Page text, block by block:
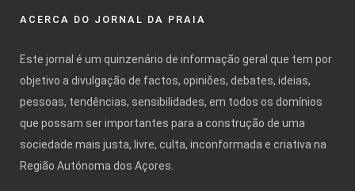
ACERCA DO JORNAL DA PRAIA
Este jornal é um quinzenário de informação geral que tem por
objetivo a divulgação de factos, opiniões, debates, ideias,
pessoas, tendências, sensibilidades, em todos os domínios
que possam ser importantes para a construção de uma
sociedade mais justa, livre, culta, inconformada e criativa na
Região Autónoma dos Açores.